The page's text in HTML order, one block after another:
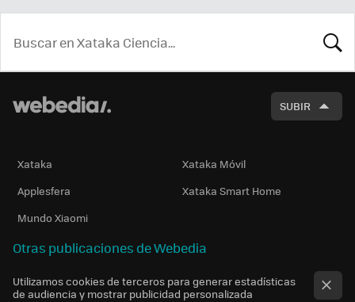
SUBIR
Xataka
Xataka Móvil
Applesfera
Xataka Smart Home
Mundo Xiaomi
Otras publicaciones de Webedia
Utilizamos cookies de terceros para generar estadísticas
de audiencia y mostrar publicidad personalizada